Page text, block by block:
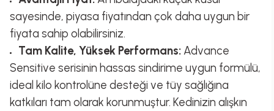
sayesinde, piyasa fiyatından çok daha uygun bir
fiyata sahip olabilirsiniz.
Tam Kalite, Yüksek Performans: Advance
Sensitive serisinin hassas sindirime uygun formülü,
ideal kilo kontrolüne desteği ve tüy sağlığına
katkıları tam olarak korunmuştur. Kedinizin alışkın